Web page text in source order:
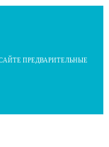
ПРЕДВАРИТЕЛЬНЫЕ